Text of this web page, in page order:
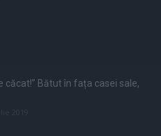
căcat!” Bătut în fața casei sale,